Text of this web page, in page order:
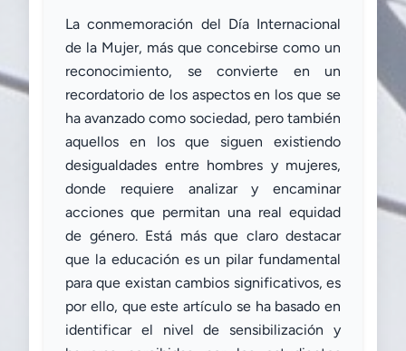
La conmemoración del Día Internacional
de la Mujer, más que concebirse como un
reconocimiento, se convierte en un
recordatorio de los aspectos en los que se
ha avanzado como sociedad, pero también
aquellos en los que siguen existiendo
desigualdades entre hombres y mujeres,
donde requiere analizar y encaminar
acciones que permitan una real equidad
de género. Está más que claro destacar
que la educación es un pilar fundamental
para que existan cambios significativos, es
por ello, que este artículo se ha basado en
identificar el nivel de sensibilización y